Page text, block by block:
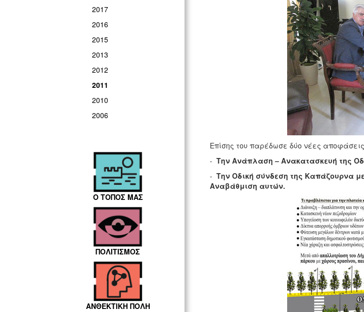
2017
2016
2015
2013
2012
2011
2010
2006
Ο ΤΟΠΟΣ ΜΑΣ
ΠΟΛΙΤΙΣΜΟΣ
ΑΝΘΕΚΤΙΚΗ ΠΟΛΗ
Επίσης του παρέδωσε δύο νέες
- Την Ανάπλαση – Ανακατασκευή της
- Την Οδική σύνδεση της Καπάζουρνα
Αναβάθμιση αυτών.